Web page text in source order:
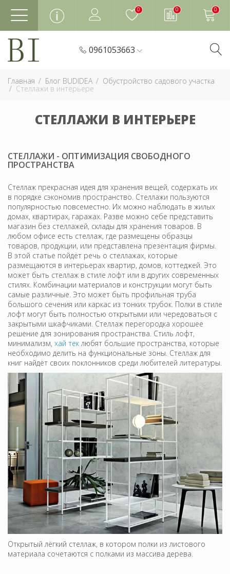
0 0 0
0961053663
Главная Блог BUDIDEA Обустройство садового участка
Cтеллажи в интерьере
CТЕЛЛАЖИ В ИНТЕРЬЕРЕ
СТЕЛЛАЖИ - ОПТИМИЗАЦИЯ СВОБОДНОГО
ПРОСТРАНСТВА
Стеллаж прекрасная идея для хранения вещей, содержать их
в порядке сэкономив пространство. Стеллажи пользуются
популярностью повсеместно. Их можно наблюдать в жилых
домах, квартирах, гаражах. Разве можно себе представить
магазин без стеллажей, склады для хранения товаров. В
любом офисе есть стеллаж, где размещены образцы
товаров, продукции, или представлена презентация фирмы.
В этой статье пойдёт речь о стеллажах, которые
размещаются в интерьерах квартир, домов, коттеджей. Это
может быть стеллаж в стиле лофт или в других современных
стилях. Комбинации материалов и конструкции могут быть
самые различные. Это может быть профильная труба
большого сечения или каркас из тонких трубок. Полки в стиле
лофт могут быть полностью открытыми или чередоваться с
закрытыми шкафчиками. Стеллаж перегородка хорошее
решение для зонирования пространства. Стиль лофт,
минимализм, хай теклюбят большие пространства, которые
необходимо делить на функциональные зоны. Стеллаж для
книг найдёт своих поклонников среди любителей литературы.
Открытый лёгкий стеллаж, в котором полки из листового
материала сочетаются с полками из массива дерева.